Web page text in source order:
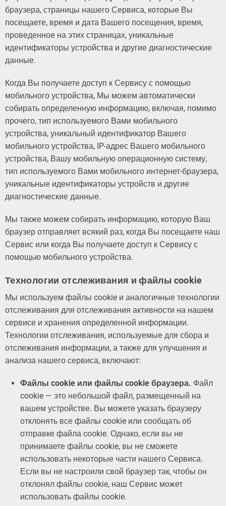
браузера, страницы нашего Сервиса, которые Вы
посещаете, время и дата Вашего посещения, время,
проведенное на этих страницах, уникальные
идентификаторы устройства и другие диагностические
данные.
Когда Вы получаете доступ к Сервису с помощью
мобильного устройства, Мы можем автоматически
собирать определенную информацию, включая, помимо
прочего, тип используемого Вами мобильного
устройства, уникальный идентификатор Вашего
мобильного устройства, IP-адрес Вашего мобильного
устройства, Вашу мобильную операционную систему,
тип используемого Вами мобильного интернет-браузера,
уникальные идентификаторы устройств и другие
диагностические данные.
Мы также можем собирать информацию, которую Ваш
браузер отправляет всякий раз, когда Вы посещаете наш
Сервис или когда Вы получаете доступ к Сервису с
помощью мобильного устройства.
Технологии отслеживания и файлы cookie
Мы используем файлы cookie и аналогичные технологии
отслеживания для отслеживания активности на нашем
сервисе и хранения определенной информации.
Технологии отслеживания, используемые для сбора и
отслеживания информации, а также для улучшения и
анализа нашего сервиса, включают:
Файлы cookie или файлы cookie браузера. Файл
cookie — это небольшой файл, размещенный на
вашем устройстве. Вы можете указать браузеру
отклонять все файлы cookie или сообщать об
отправке файла cookie. Однако, если вы не
принимаете файлы cookie, вы не сможете
использовать некоторые части нашего Сервиса.
Если вы не настроили свой браузер так, чтобы он
отклонял файлы cookie, наш Сервис может
использовать файлы cookie.